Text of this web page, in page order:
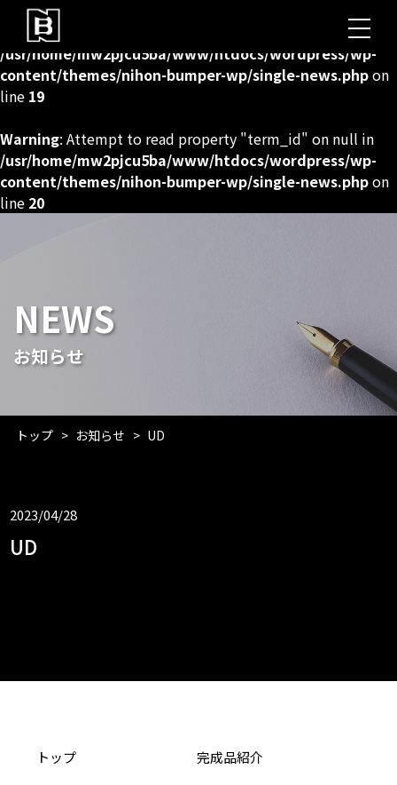
Warning
/usr/home/mw2pjcu5ba/www/htdocs/wordpress/wp-
content/themes/nihon-bumper-wp/single-news.phpon
line 19
Warning: Attempt to read property "term_id" on null in
/usr/home/mw2pjcu5ba/www/htdocs/wordpress/wp-
content/themes/nihon-bumper-wp/single-news.phpon
line 20
NEWS
お知らせ
トップ お知らせ UD
2023/04/28
UD
トップ 完成品紹介